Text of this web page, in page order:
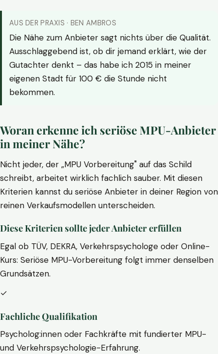
AUS DER PRAXIS · BEN AMBROS
Die Nähe zum Anbieter sagt nichts über die Qualität.
Ausschlaggebend ist, ob dir jemand erklärt, wie der
Gutachter denkt – das habe ich 2015 in meiner
eigenen Stadt für 100 € die Stunde nicht
bekommen.
Woran erkenne ich seriöse MPU-Anbieter
in meiner Nähe?
Nicht jeder, der „MPU Vorbereitung" auf das Schild
schreibt, arbeitet wirklich fachlich sauber. Mit diesen
Kriterien kannst du seriöse Anbieter in deiner Region von
reinen Verkaufsmodellen unterscheiden.
Diese Kriterien sollte jeder Anbieter erfüllen
Egal ob TÜV, DEKRA, Verkehrspsychologe oder Online-
Kurs: Seriöse MPU-Vorbereitung folgt immer denselben
Grundsätzen.
✓
Fachliche Qualifikation
Psycholog:innen oder Fachkräfte mit fundierter MPU-
und Verkehrspsychologie-Erfahrung.